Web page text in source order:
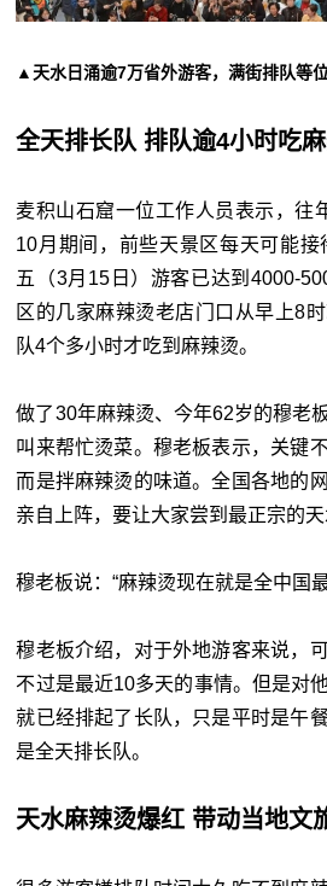
▲天水日涌逾7万省外游客，满街排队等位
全天排长队 排队逾4小时吃
麦积山石窟一位工作人员表示，往
10月期间，前些天景区每天可能接
五（3月15日）游客已达到4000-
区的几家麻辣烫老店门口从早上8
队4个多小时才吃到麻辣烫。
做了30年麻辣烫、今年62岁的穆老
叫来帮忙烫菜。穆老板表示，关键
而是拌麻辣烫的味道。全国各地的
亲自上阵，要让大家尝到最正宗的天
穆老板说：“麻辣烫现在就是全中国
穆老板介绍，对于外地游客来说，
不过是最近10多天的事情。但是对
就已经排起了长队，只是平时是午
是全天排长队。
天水麻辣烫爆红 带动当地文